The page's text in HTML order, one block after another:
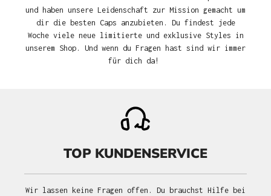
und haben unsere Leidenschaft zur Mission gemacht um
dir die besten Caps anzubieten. Du findest jede
Woche viele neue limitierte und exklusive Styles in
unserem Shop. Und wenn du Fragen hast sind wir immer
für dich da!
TOP KUNDENSERVICE
Wir lassen keine Fragen offen. Du brauchst Hilfe bei